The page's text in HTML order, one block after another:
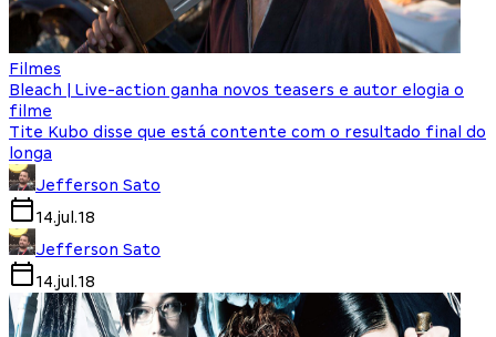
Filmes
Bleach | Live-action ganha novos teasers e autor elogia o
filme
Tite Kubo disse que está contente com o resultado final do
longa
Jefferson Sato
14.jul.18
Jefferson Sato
14.jul.18